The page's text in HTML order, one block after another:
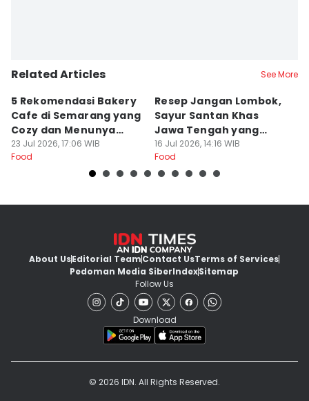
Related Articles See More
5 Rekomendasi Bakery
Cafe di Semarang yang
Cozy dan Menunya
Yummy
23 Jul 2026, 17:06 WIB
Food
Resep Jangan Lombok,
Sayur Santan Khas
Jawa Tengah yang
Gurih Nikmat!
16 Jul 2026, 14:16 WIB
Food
About UsEditorial TeamContact UsTerms of Services
Pedoman Media SiberIndexSitemap
Follow Us
Download
© 2026 IDN. All Rights Reserved.